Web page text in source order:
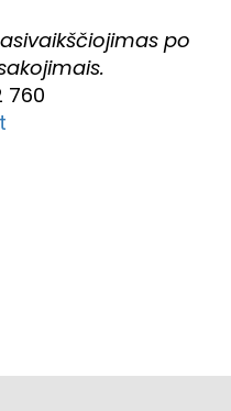
po
760